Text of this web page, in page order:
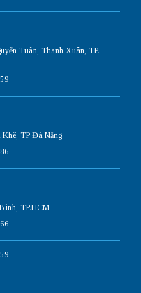
Tuân, Thanh Xuân, TP.
Khê, TP Đà Nẵng
TP.HCM